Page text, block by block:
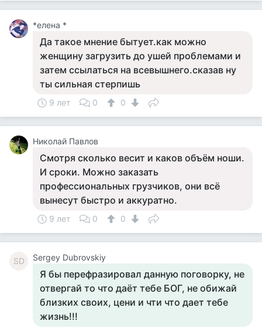
*елена *
Да такое мнение бытует.как можно
женщину загрузить до ушей проблемами и
затем ссылаться на всевышнего.сказав ну
ты сильная стерпишь
9 лет 0 0
Николай Павлов
Смотря сколько весит и каков объём ноши.
И сроки. Можно заказать
профессиональных грузчиков, они всё
вынесут быстро и аккуратно.
9 лет 0 0
SD Sergey Dubrovskiy
Я бы перефразировал данную поговорку, не
отвергай то что даёт тебе БОГ, не обижай
близких своих, цени и чти что дает тебе
жизнь!!!